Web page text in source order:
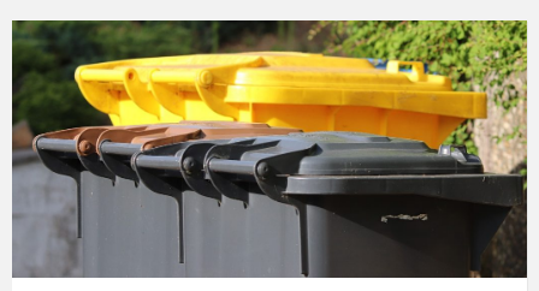
Popelnice
na
tříděný
odpad